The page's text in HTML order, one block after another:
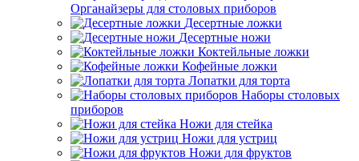
Органайзеры для столовых приборов
Десертные ложки
Десертные ножи
Коктейльные ложки
Кофейные ложки
Лопатки для торта
Наборы столовых
приборов
Ножи для стейка
Ножи для устриц
Ножи для фруктов